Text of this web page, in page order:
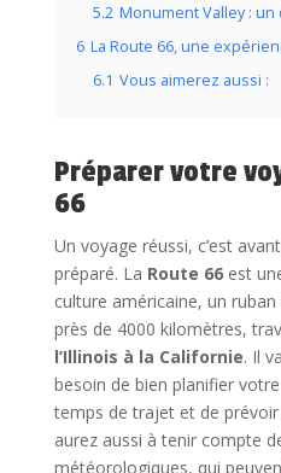
5.2 Monument Valley :
6 La Route 66, une
6.1 Vous aimerez aussi :
Préparer votre
66
Un voyage réussi, c’est
préparé. La Route 66est
culture américaine, un
près de 4000 kilomètres,
l’Illinois à la Californie. Il
besoin de bien planifier
temps de trajet et de
aurez aussi à tenir compte
météorologiques, qui